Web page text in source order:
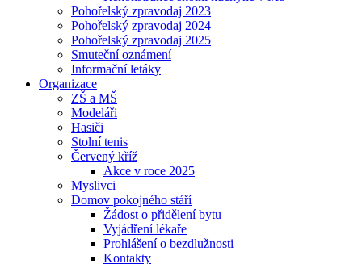
Pohořelský zpravodaj 2023
Pohořelský zpravodaj 2024
Pohořelský zpravodaj 2025
Smuteční oznámení
Informační letáky
Organizace
ZŠ a MŠ
Modeláři
Hasiči
Stolní tenis
Červený kříž
Akce v roce 2025
Myslivci
Domov pokojného stáří
Žádost o přidělení bytu
Vyjádření lékaře
Prohlášení o bezdlužnosti
Kontakty